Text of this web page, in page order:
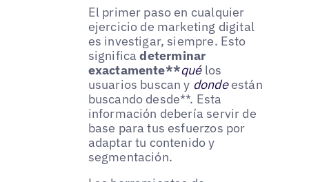
El primer paso en cualquier
ejercicio de marketing digital
es investigar, siempre. Esto
significadeterminar
exactamente**qué los
usuarios buscan y donde están
buscando desde**. Esta
información debería servir de
base para tus esfuerzos por
adaptar tu contenido y
segmentación.